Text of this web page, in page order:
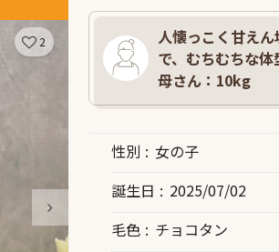
2
人懐っこく甘え
で、むちむちな
母さん：10kg
性別
女の子
誕生日
2025/07/02
毛色
チョコタン